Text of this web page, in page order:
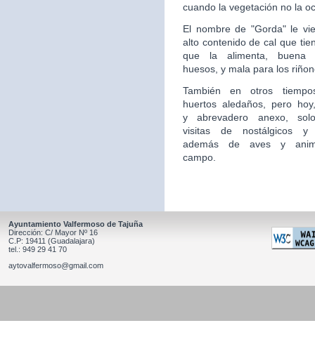
cuando la vegetación no la
El nombre de "Gorda" le
alto contenido de cal que
que la alimenta, buena
huesos, y mala para los
También en otros
huertos aledaños, pero
yabrevadero anexo,
visitas de nostálgicos y
además de aves y
campo.
Ayuntamiento Valfermoso de Tajuña
Dirección: C/ Mayor Nº 16
C.P: 19411 (Guadalajara)
tel.: 949 29 41 70
aytovalfermoso@gmail.com